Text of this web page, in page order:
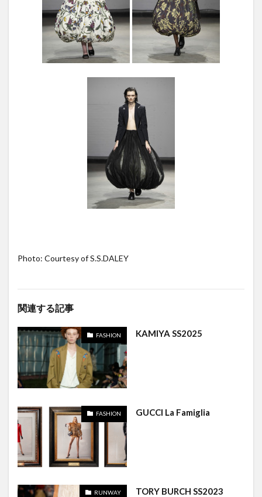
Photo: Courtesy of S.S.DALEY
関連する記事
FASHION KAMIYA SS2025
FASHION GUCCI La Famiglia
RUNWAY TORY BURCH SS2023